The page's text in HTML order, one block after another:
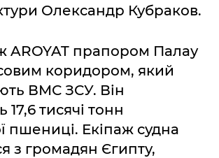
Олександр Кубраков.
AROYAT прапором Палау
коридором, який
ВМС ЗСУ. Він
17,6 тисячі тонн
пшениці. Екіпаж судна
з громадян Єгипту,